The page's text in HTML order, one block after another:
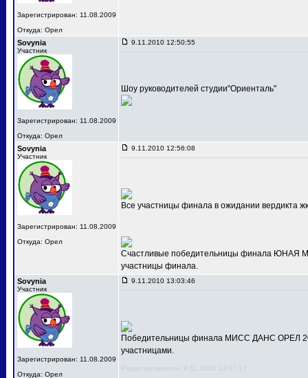
Зарегистрирован: 11.08.2009
Откуда: Орел
Sovynia
Участник
Зарегистрирован: 11.08.2009
Откуда: Орел
9.11.2010 12:50:55
Шоу руководителей студии"Ориенталь"
Sovynia
Участник
Зарегистрирован: 11.08.2009
Откуда: Орел
9.11.2010 12:56:08
Все участницы финала в ожидании вердикта
Счастливые победительницы финала ЮНАЯ
участницы финала.
Sovynia
Участник
Зарегистрирован: 11.08.2009
Откуда: Орел
9.11.2010 13:03:46
Победительницы финала МИСС ДАНС ОРЕЛ
участницами.
Редактировалось: 9.11.2010 13:07:17